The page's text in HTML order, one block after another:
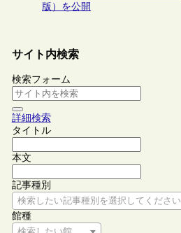
版）を公開
サイト内検索
検索フォーム
詳細検索
タイトル
本文
記事種別
検索したい記事種別を選択してください
館種